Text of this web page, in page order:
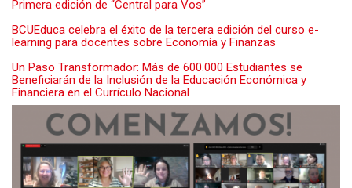
Primera edición de “Central para Vos”
BCUEduca celebra el éxito de la tercera edición del curso e-
learning para docentes sobre Economía y Finanzas
Un Paso Transformador: Más de 600.000 Estudiantes se
Beneficiarán de la Inclusión de la Educación Económica y
Financiera en el Currículo Nacional